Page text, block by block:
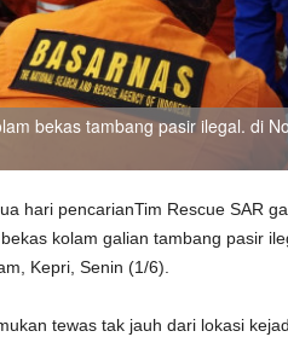
bekas tambang pasir ilegal. di
hari pencarianTim Rescue SAR
kolam galian tambang pasir
Kepri, Senin (1/6).
tewas tak jauh dari lokasi